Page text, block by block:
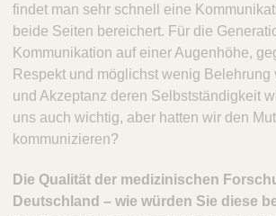
findet man sehr schnell eine
beide Seiten bereichert. Für die
Kommunikation auf einer Augenhöhe,
Respekt und möglichst wenig Belehrung
und Akzeptanz deren Selbstständigkeit
uns auch wichtig, aber hatten wir den
kommunizieren?
Die Qualität der medizinischen
Deutschland – wie würden Sie diese